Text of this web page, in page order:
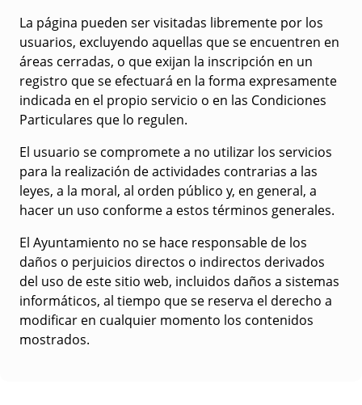
La página pueden ser visitadas libremente por los
usuarios, excluyendo aquellas que se encuentren en
áreas cerradas, o que exijan la inscripción en un
registro que se efectuará en la forma expresamente
indicada en el propio servicio o en las Condiciones
Particulares que lo regulen.
El usuario se compromete a no utilizar los servicios
para la realización de actividades contrarias a las
leyes, a la moral, al orden público y, en general, a
hacer un uso conforme a estos términos generales.
El Ayuntamiento no se hace responsable de los
daños o perjuicios directos o indirectos derivados
del uso de este sitio web, incluidos daños a sistemas
informáticos, al tiempo que se reserva el derecho a
modificar en cualquier momento los contenidos
mostrados.